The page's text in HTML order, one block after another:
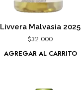
Livvera Malvasia 2025
$32.000
AGREGAR AL CARRITO